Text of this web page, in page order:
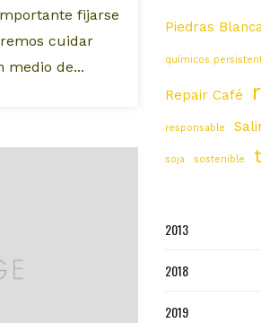
fijarse
cuidar
medio de...
Piedras
químicos
Repair Café
responsable
soja sostenible
2013
2018
2019